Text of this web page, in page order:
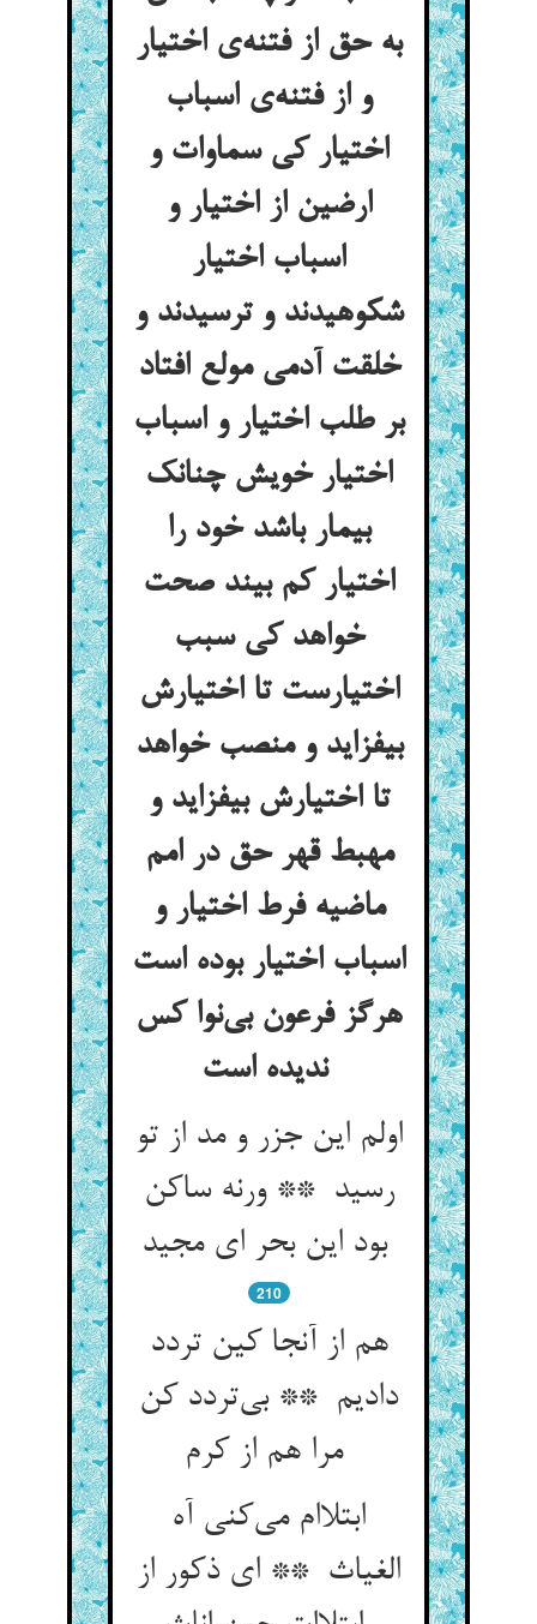
به حق از فتنه‌ی اختیار
و از فتنه‌ی اسباب
اختیار کی سماوات و
ارضین از اختیار و
اسباب اختیار
شکوهیدند و ترسیدند و
خلقت آدمی مولع افتاد
بر طلب اختیار و اسباب
اختیار خویش چنانک
بیمار باشد خود را
اختیار کم بیند صحت
خواهد کی سبب
اختیارست تا اختیارش
بیفزاید و منصب خواهد
تا اختیارش بیفزاید و
مهبط قهر حق در امم
ماضیه فرط اختیار و
اسباب اختیار بوده است
هرگز فرعون بی‌نوا کس
ندیده است
اولم این جزر و مد از تو
رسید ** ورنه ساکن
بود این بحر ای مجید
210
هم از آنجا کین تردد
دادیم ** بی‌تردد کن
مرا هم از کرم
ابتلاام می‌کنی آه
الغیاث ** ای ذکور از